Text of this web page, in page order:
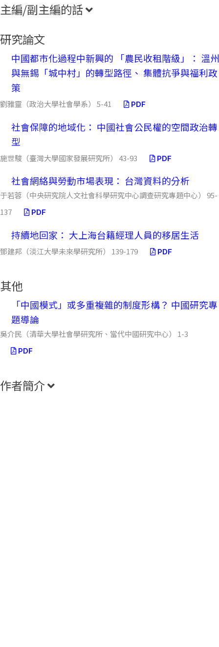
主編/副主編的話
研究論文
中國都市化過程中新興的 「農民收租階級」： 溫
與無錫「城中村」的轉型路徑、 集體抗爭與福利政
策
劉雅靈（政治大學社會學系） 5-41 PDF
社會保障的地域化： 中國社會公民權的空間政治轉
型
施世駿（臺灣大學國家發展研究所） 43-93 PDF
社會網絡與勞動市場表現： 台灣資料的分析
于若蓉（中央研究院人文社會科學研究中心調查研究專題中心） 95-
137
PDF
持續地回家： 大上海台籍經理人員的移居生活
鄧建邦（淡江大學未來學研究所） 139-179 PDF
其他
「中國模式」或多重複雜的制度形構？ 中國研究專
題導論
吳介民（清華大學社會學研究所、當代中國研究中心） 1-3
PDF
作者簡介